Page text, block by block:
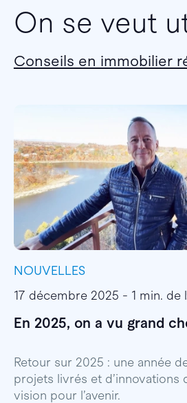
On se veut
Conseils en immobilier
NOUVELLES
17 décembre 2025 - 1 min. de
En 2025, on a vu grand
Retour sur 2025 : une année
projets livrés et d’innovations
vision pour l’avenir.